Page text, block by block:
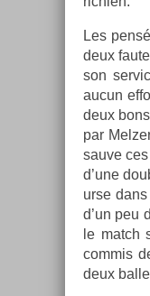
Les
deux
son
aucun
deux
par
sauve
d’une
ur­se
d’un peu
le match
com­mis
deux